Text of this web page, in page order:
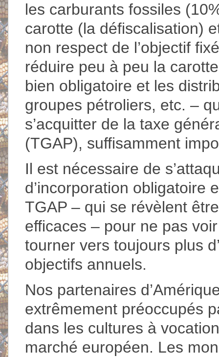
les carburants fossiles
carotte (la défiscalisation)
non respect de l’objectif
réduire peu à peu la
bien obligatoire et les
groupes pétroliers, etc. –
s’acquitter de la taxe
(TGAP), suffisamment
Il est nécessaire de
d’incorporation obligatoire
TGAP – qui se révèlent
efficaces – pour ne pas
tourner vers toujours plus
objectifs annuels.
Nos partenaires
extrêmement préoccupés
dans les cultures à
marché européen. Les